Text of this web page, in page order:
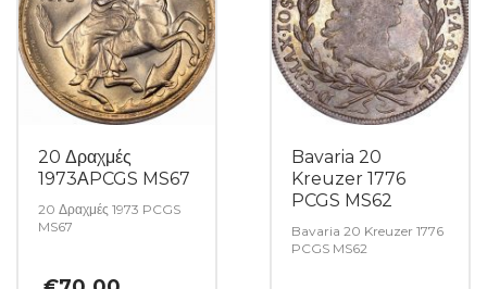
20 Δραχμές
1973ΑPCGS MS67
20 Δραχμές 1973 PCGS
MS67
Bavaria 20
Kreuzer 1776
PCGS MS62
Bavaria 20 Kreuzer 1776
PCGS MS62